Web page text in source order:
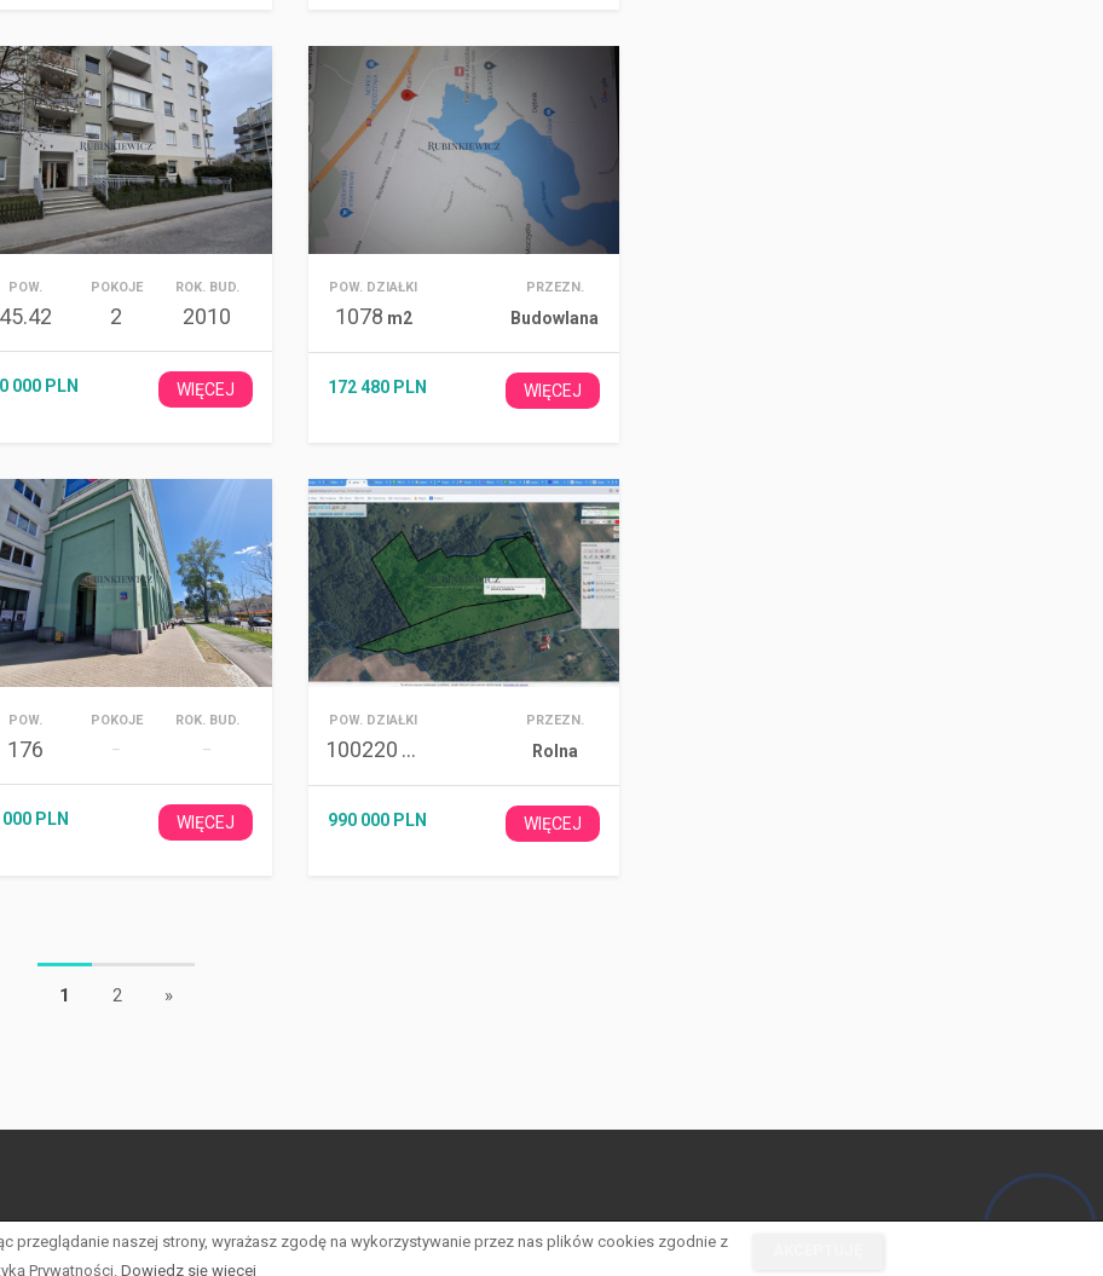
POW.
45.42
POKOJE
2
ROK. BUD.
2010
000 PLN WIĘCEJ
POW. DZIAŁKI
1078 m2
PRZEZN.
Budowlana
172 480 PLN WIĘCEJ
POW.
176
POKOJE
–
ROK. BUD.
–
PLN WIĘCEJ
POW. DZIAŁKI
100220
PRZEZN.
Rolna
990 000 PLN WIĘCEJ
1 2 »
przeglądanie naszej strony, wyrażasz zgodę na wykorzystywanie przez nas plików cookies zgodnie z
Prywatności. Dowiedz się więcej